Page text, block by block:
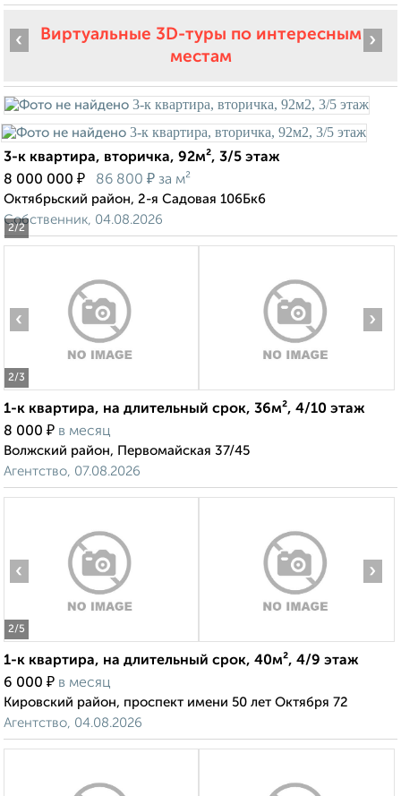
Виртуальные 3D-туры по интересным
местам
2/2
‹ ›
3-к квартира, вторичка, 92м², 3/5 этаж
8 000 000 ₽ 86 800 ₽ за м²
Октябрьский район, 2-я Садовая 106Бк6
Собственник, 04.08.2026
2/3
‹ ›
1-к квартира, на длительный срок, 36м², 4/10 этаж
8 000 ₽ в месяц
Волжский район, Первомайская 37/45
Агентство, 07.08.2026
2/5
‹ ›
1-к квартира, на длительный срок, 40м², 4/9 этаж
6 000 ₽ в месяц
Кировский район, проспект имени 50 лет Октября 72
Агентство, 04.08.2026